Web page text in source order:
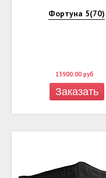
Фортуна 5(70)
13900.00 руб
Заказать